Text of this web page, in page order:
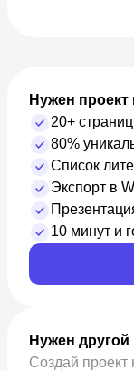
Нужен проект
20+ страниц
80%
Список
Экспорт в
10 минут и
Нужен другой
Создай проект